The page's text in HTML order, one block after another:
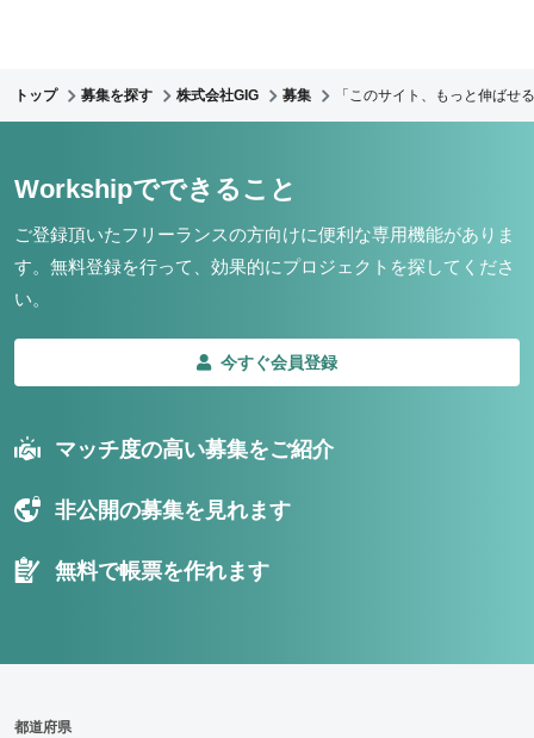
トップ 募集を探す 株式会社GIG 募集 「このサイト、もっと伸ば
Workshipでできること
ご登録頂いたフリーランスの方向けに便利な専用機能がありま
す。 無料登録を行って、効果的にプロジェクトを探してくださ
い。
今すぐ会員登録
マッチ度の高い募集をご紹介
非公開の募集を見れます
無料で帳票を作れます
都道府県